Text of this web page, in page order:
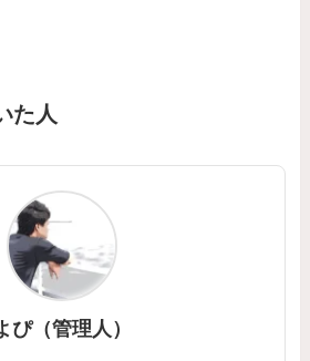
た人
ぴ（管理人）